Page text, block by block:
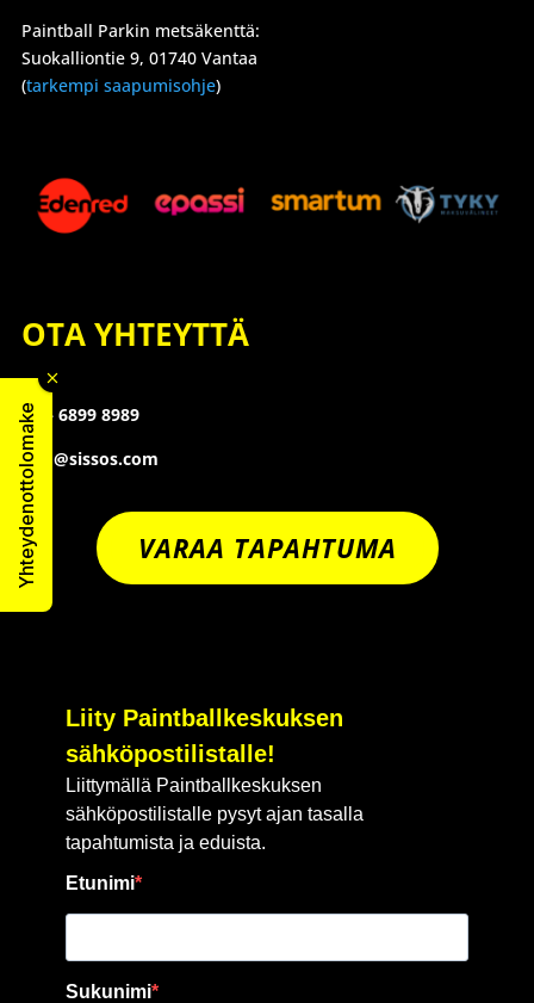
Yhteydenottolomake
Paintball Parkin metsäkenttä:
Suokalliontie 9, 01740 Vantaa
(tarkempi saapumisohje)
OTA YHTEYTTÄ
09 – 6899 8989
info@sissos.com
VARAA TAPAHTUMA
Liity Paintballkeskuksen
sähköpostilistalle!
Liittymällä Paintballkeskuksen
sähköpostilistalle pysyt ajan tasalla
tapahtumista ja eduista.
Etunimi
Sukunimi